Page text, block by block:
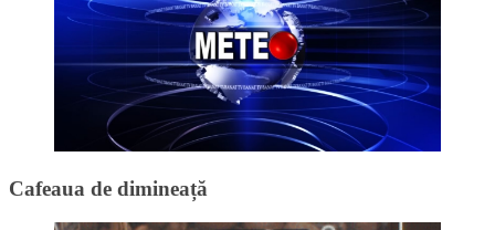
Cafeaua de dimineață